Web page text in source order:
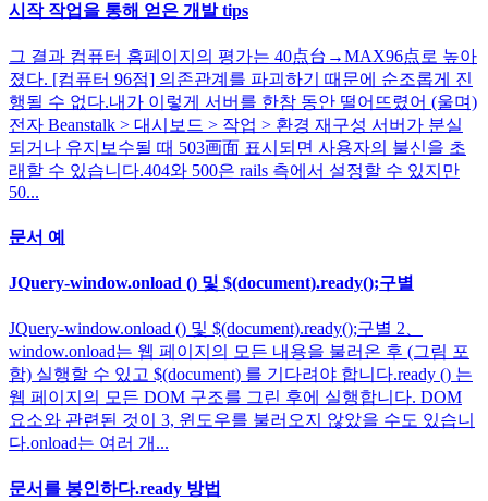
시작 작업을 통해 얻은 개발 tips
그 결과 컴퓨터 홈페이지의 평가는 40点台→MAX96点로 높아
졌다. [컴퓨터 96점] 의존관계를 파괴하기 때문에 순조롭게 진
행될 수 없다.내가 이렇게 서버를 한참 동안 떨어뜨렸어 (울며)
전자 Beanstalk > 대시보드 > 작업 > 환경 재구성 서버가 분실
되거나 유지보수될 때 503画面 표시되면 사용자의 불신을 초
래할 수 있습니다.404와 500은 rails 측에서 설정할 수 있지만
50...
문서 예
JQuery-window.onload () 및 $(document).ready();구별
JQuery-window.onload () 및 $(document).ready();구별 2、
window.onload는 웹 페이지의 모든 내용을 불러온 후 (그림 포
함) 실행할 수 있고 $(document) 를 기다려야 합니다.ready () 는
웹 페이지의 모든 DOM 구조를 그린 후에 실행합니다. DOM
요소와 관련된 것이 3, 윈도우를 불러오지 않았을 수도 있습니
다.onload는 여러 개...
문서를 봉인하다.ready 방법